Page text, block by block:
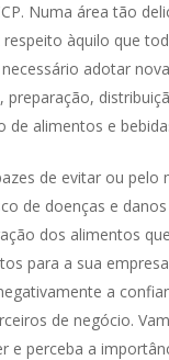
Numa área tão
respeito àquilo que
adotar
preparação,
de alimentos e
de evitar ou pelo
de doenças e
dos alimentos
para a sua
a
de negócio.
e perceba a